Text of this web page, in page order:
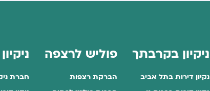
ניקיון בקרבתך
נקיון דירות בתל אביב
פוליש לרצפה
הברקת רצפות
חברת